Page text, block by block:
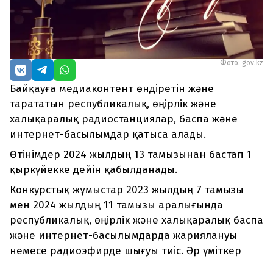
Фото: gov.kz
Байқауға медиаконтент өндіретін және
тарататын республикалық, өңірлік және
халықаралық радиостанциялар, баспа және
интернет-басылымдар қатыса алады.
Өтінімдер 2024 жылдың 13 тамызынан бастап 1
қыркүйекке дейін қабылданады.
Конкурстық жұмыстар 2023 жылдың 7 тамызы
мен 2024 жылдың 11 тамызы аралығында
республикалық, өңірлік және халықаралық баспа
және интернет-басылымдарда жариялануы
немесе радиоэфирде шығуы тиіс. Әр үміткер